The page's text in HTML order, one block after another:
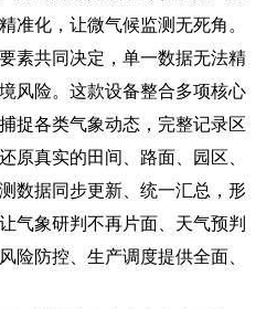
准化，让微气候监测无死角。
素共同决定，单一数据无法精
风险。这款设备整合多项核心
捉各类气象动态，完整记录区
原真实的田间、路面、园区、
数据同步更新、统一汇总，形
气象研判不再片面、天气预判
险防控、生产调度提供全面、